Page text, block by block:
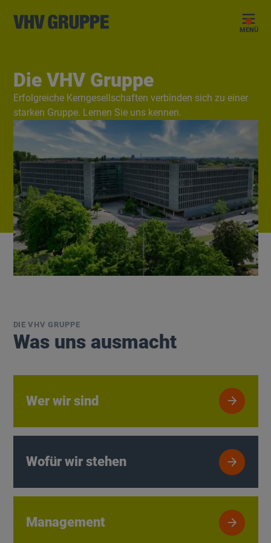
MENÜ
Die VHV Gruppe
Erfolgreiche Kerngesellschaften verbinden sich zu einer
starken Gruppe. Lernen Sie uns kennen.
DIE VHV GRUPPE
Was uns ausmacht
Wer wir sind Button
Wer wir sind
Wofür wir stehen Button
Wofür wir stehen
Management Button
Management